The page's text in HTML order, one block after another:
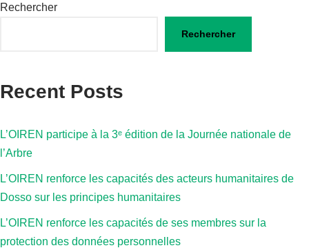
Rechercher
Rechercher
Recent Posts
L’OIREN participe à la 3ᵉ édition de la Journée nationale de
l’Arbre
L’OIREN renforce les capacités des acteurs humanitaires de
Dosso sur les principes humanitaires
L’OIREN renforce les capacités de ses membres sur la
protection des données personnelles